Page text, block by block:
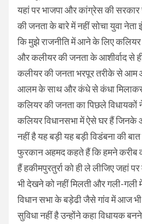
यहां पर भाजपा और कांग्रेस की
की जनता के बारे में नहीं सोचा युवा
कि मुझे राजनीति में आने के लिए कलियर
और कलीयर की जनता के आशीर्वाद से
कलीयर की जनता भरपूर तरीके से आम
आलम के साथ और कंधे से कंधा मिलाकर
कलियर की जनता का पिछले विधायकों
कलियर विधानसभा में ऐसे घर हैं
नहीं है यह बड़ी यह बड़ी विडंबना की
फुरकान अहमद कहते हैं कि हमने करीब
हैं हकीमपुरतुर्रा को ही ले लीजिए जहां
भी देखने को नहीं मिलती और गली-गली
विधान सभा के बड़ेढी जैसे गांव में आज
सुविधा नहीं है उन्होंने कहा विधायक